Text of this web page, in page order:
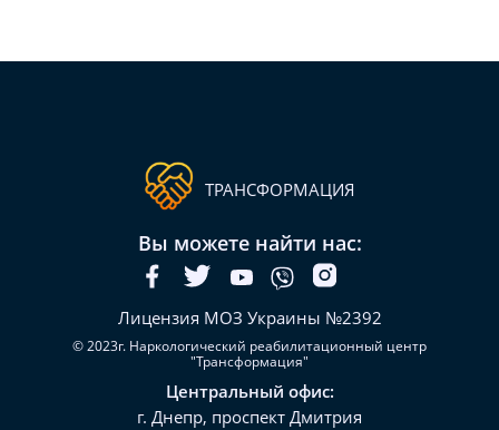
ТРАНСФОРМАЦИЯ
Вы можете найти нас:
Лицензия МОЗ Украины №2392
© 2023г. Наркологический реабилитационный центр
"Трансформация"
Центральный офис:
г. Днепр, проспект Дмитрия